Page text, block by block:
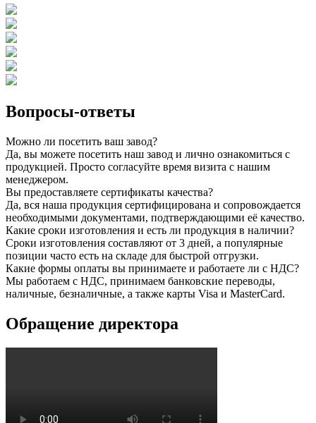
Вопросы-ответы
Можно ли посетить ваш завод?
Да, вы можете посетить наш завод и лично ознакомиться с
продукцией. Просто согласуйте время визита с нашим
менеджером.
Вы предоставляете сертификаты качества?
Да, вся наша продукция сертифицирована и сопровождается
необходимыми документами, подтверждающими её качество.
Какие сроки изготовления и есть ли продукция в наличии?
Сроки изготовления составляют от 3 дней, а популярные
позиции часто есть на складе для быстрой отгрузки.
Какие формы оплаты вы принимаете и работаете ли с НДС?
Мы работаем с НДС, принимаем банковские переводы,
наличные, безналичные, а также карты Visa и MasterCard.
Обращение директора